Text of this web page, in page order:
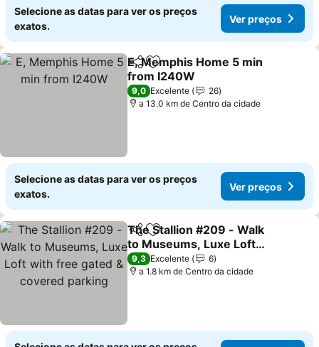
Selecione as datas para ver os preços
exatos.
Ver preços
PartilharAdicionar aos favoritos
E, Memphis Home 5 min
from I240W
Ver preços
9,0 Excelente
26
a 13.0 km de Centro da cidade
Selecione as datas para ver os preços
exatos.
Ver preços
PartilharAdicionar aos favoritos
The Stallion #209 - Walk
to Museums, Luxe Loft
with free gated & covered
parking
Ver preços
9,3 Excelente
6
a 1.8 km de Centro da cidade